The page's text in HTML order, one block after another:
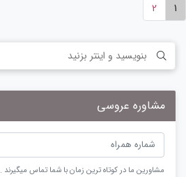
1
2
مشاوره عروسی
مشاورین ما در کوتاه ترین زمان با شما تماس میگیرند .